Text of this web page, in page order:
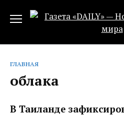
ГЛАВНАЯ
облака
В Таиланде